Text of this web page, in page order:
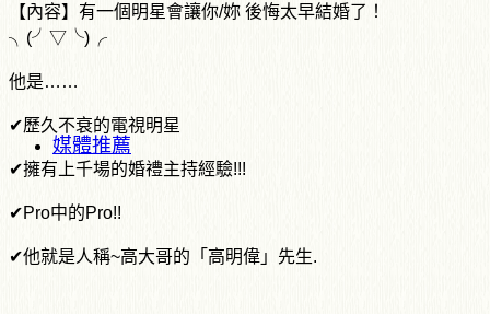
媒體推薦
【內容】有一個明星會讓你/妳 後悔太早結婚了！
╮(╯▽╰)╭
他是……
✔歷久不衰的電視明星
✔擁有上千場的婚禮主持經驗!!!
✔Pro中的Pro!!
✔他就是人稱~高大哥的「高明偉」先生.